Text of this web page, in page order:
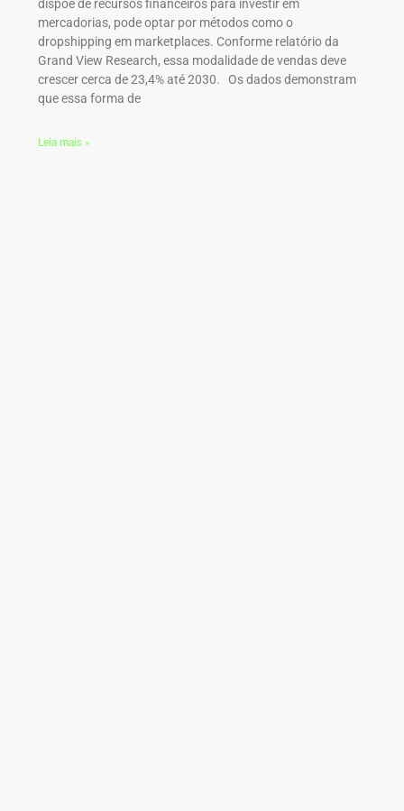
dispõe de recursos financeiros para investir em
mercadorias, pode optar por métodos como o
dropshipping em marketplaces​. Conforme relatório da
Grand View Research, essa modalidade de vendas deve
crescer cerca de 23,4% até 2030. Os dados demonstram
que essa forma de
Leia mais »